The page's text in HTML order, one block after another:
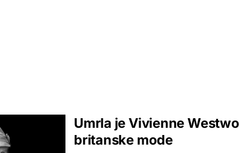
Umrla je Vivienne
britanske mode